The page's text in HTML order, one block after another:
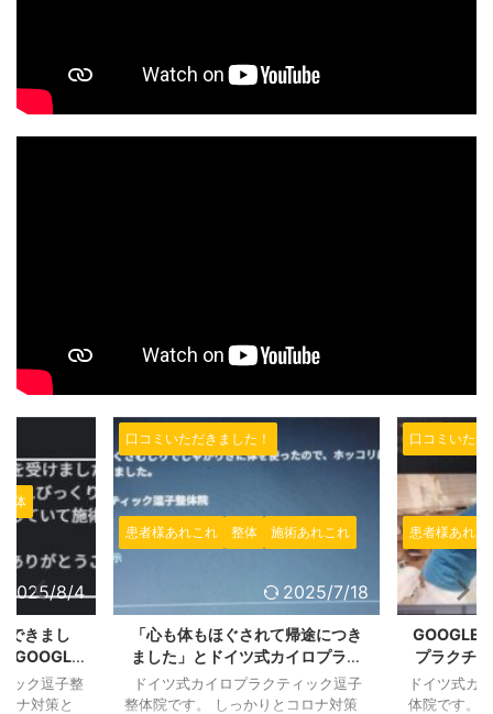
整体
2025/8/4
できまし
GOOGLE
した！あ
た！
ック逗子整
ナ対策と
口コミいただきました！
患者様あれこれ 整体 施術あれこれ
2025/7/18
「心も体もほぐされて帰途につき
ました」とドイツ式カイロプラク
ティック逗子整体院のGOOGLEで
施術の感想をいただきました！
ドイツ式カイロプラクティック逗子
整体院です。 しっかりとコロナ対策
口コミいただ
患者様あれこ
GOOGLE
プラクチ
楽にこれ
いただき
ドイツ式カ
体院です。